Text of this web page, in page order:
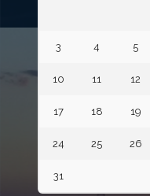
3 4 5
10 11 12
17 18 19
24 25 26
31